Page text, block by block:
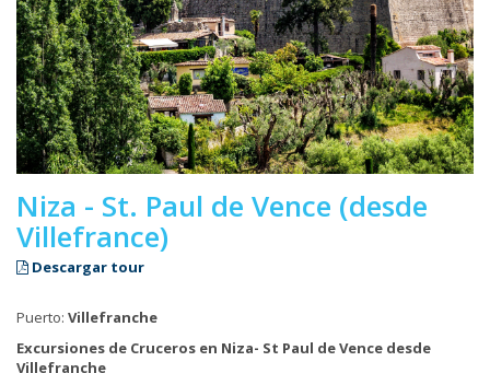
Niza - St. Paul de Vence (desde
Villefrance)
Descargar tour
Puerto: Villefranche
Excursiones de Cruceros en Niza- St Paul de Vence desde
Villefranche